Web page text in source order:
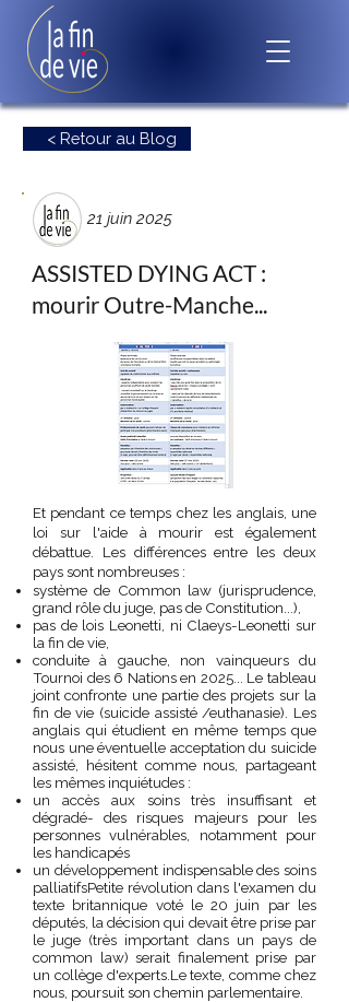
< Retour au Blog
21 juin 2025
ASSISTED DYING ACT :
mourir Outre-Manche...
Et pendant ce temps chez les anglais, une
loi sur l'aide à mourir est également
débattue. Les différences entre les deux
pays sont nombreuses :
système de Common law (jurisprudence,
grand rôle du juge, pas de Constitution...),
pas de lois Leonetti, ni Claeys-Leonetti sur
la fin de vie,
conduite à gauche, non vainqueurs du
Tournoi des 6 Nations en 2025... Le tableau
joint confronte une partie des projets sur la
fin de vie (suicide assisté /euthanasie). Les
anglais qui étudient en même temps que
nous une éventuelle acceptation du suicide
assisté, hésitent comme nous, partageant
les mêmes inquiétudes :
un accès aux soins très insuffisant et
dégradé- des risques majeurs pour les
personnes vulnérables, notamment pour
les handicapés
un développement indispensable des soins
palliatifsPetite révolution dans l'examen du
texte britannique voté le 20 juin par les
députés, la décision qui devait être prise par
le juge (très important dans un pays de
common law) serait finalement prise par
un collège d'experts.Le texte, comme chez
nous, poursuit son chemin parlementaire.